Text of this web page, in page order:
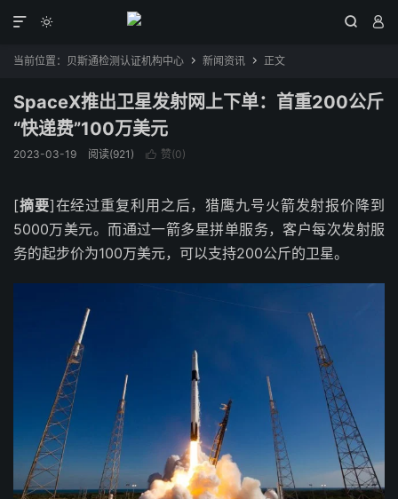
  

当前位置： 贝斯通检测认证机构中心  新闻资讯  正文
SpaceX推出卫星发射网上下单：首重200公斤
“快递费”100万美元
2023-03-19 阅读(921)  赞(0)
[摘要]在经过重复利用之后，猎鹰九号火箭发射报价降到
5000万美元。而通过一箭多星拼单服务，客户每次发射服
务的起步价为100万美元，可以支持200公斤的卫星。